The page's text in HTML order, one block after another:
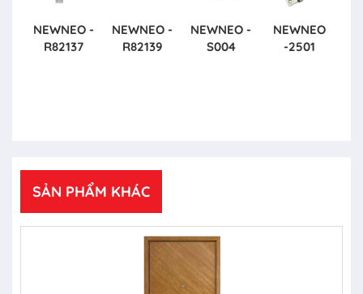
NEWNEO -
R82137
NEWNEO -
R82139
NEWNEO -
S004
NEWNEO
-2501
SẢN PHẨM KHÁC